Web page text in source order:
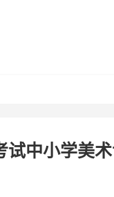
中小学美